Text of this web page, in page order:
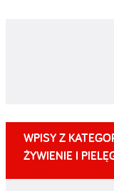
WPISY Z
ŻYWIENIE I